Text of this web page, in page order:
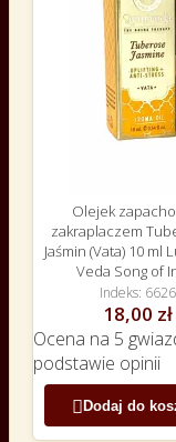
Olejek
zakraplaczem
Jaśmin (Vata) 10 ml
Veda Song of
Indeks 6626
18,00 zł
Ocena na 5
podstawie opinii
Dodaj do